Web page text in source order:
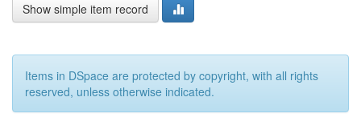
Show simple item record
Items in DSpace are protected by copyright, with all rights
reserved, unless otherwise indicated.